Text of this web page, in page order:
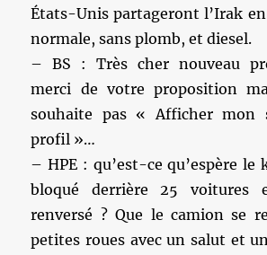
États-Unis partageront l’Irak
normale, sans plomb, et diesel.
– BS : Très cher nouveau
merci de votre proposition
souhaite pas « Afficher mon
profil »…
– HPE : qu’est-ce qu’espère le
bloqué derrière 25 voitures
renversé ? Que le camion se
petites roues avec un salut et